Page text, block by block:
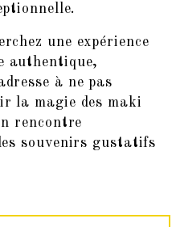
une expérience
authentique,
à ne pas
la magie des maki
rencontre
souvenirs gustatifs